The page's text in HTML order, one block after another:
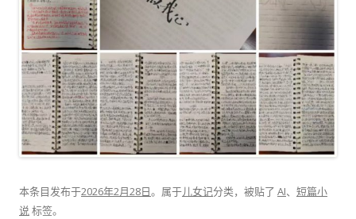
本条目发布于2026年2月28日。属于儿女记分类，被贴了 AI、 短篇小
说标签。